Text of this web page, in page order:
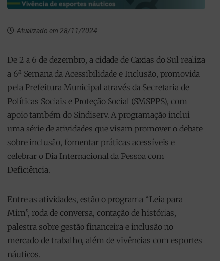
Atualizado em 28/11/2024
De 2 a 6 de dezembro, a cidade de Caxias do Sul realiza
a 6ª Semana da Acessibilidade e Inclusão, promovida
pela Prefeitura Municipal através da Secretaria de
Políticas Sociais e Proteção Social (SMSPPS), com
apoio também do Sindiserv. A programação inclui
uma série de atividades que visam promover o debate
sobre inclusão, fomentar práticas acessíveis e
celebrar o Dia Internacional da Pessoa com
Deficiência.
Entre as atividades, estão o programa “Leia para
Mim”, roda de conversa, contação de histórias,
palestra sobre gestão financeira e inclusão no
mercado de trabalho, além de vivências com esportes
náuticos.